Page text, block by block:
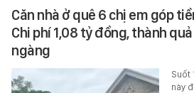
Căn nhà ở quê 6 chị em góp
Chi phí 1,08 tỷ đồng, thành
ngàng
Suốt
này